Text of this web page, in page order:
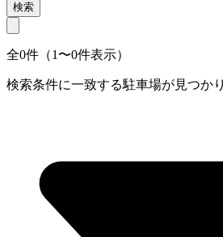
検索
全0件（1〜0件表示）
検索条件に一致する駐車場が見つか